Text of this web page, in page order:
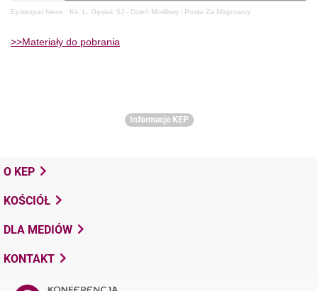
Episkopat News · Ks. L. Gęsiak SJ - Dzień Modlitwy i Postu Za Misjonarzy
>>Materiały do pobrania
Informacje KEP
O KEP
KOŚCIÓŁ
DLA MEDIÓW
KONTAKT